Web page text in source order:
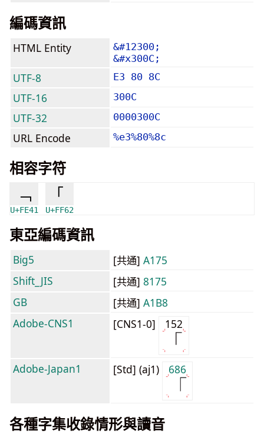
編碼資訊
HTML Entity
&#12300;
&#x300C;
UTF-8 E3 80 8C
UTF-16 300C
UTF-32 0000300C
URL Encode %e3%80%8c
相容字符
﹁
U+FE41
｢
U+FF62
東亞編碼資訊
Big5 [共通] A175
Shift_JIS
[共通] 8175
GB
[共通] A1B8
Adobe-CNS1
[CNS1-0] 152
Adobe-Japan1 [Std] (aj1) 686
各種字集收錄情形與讀音